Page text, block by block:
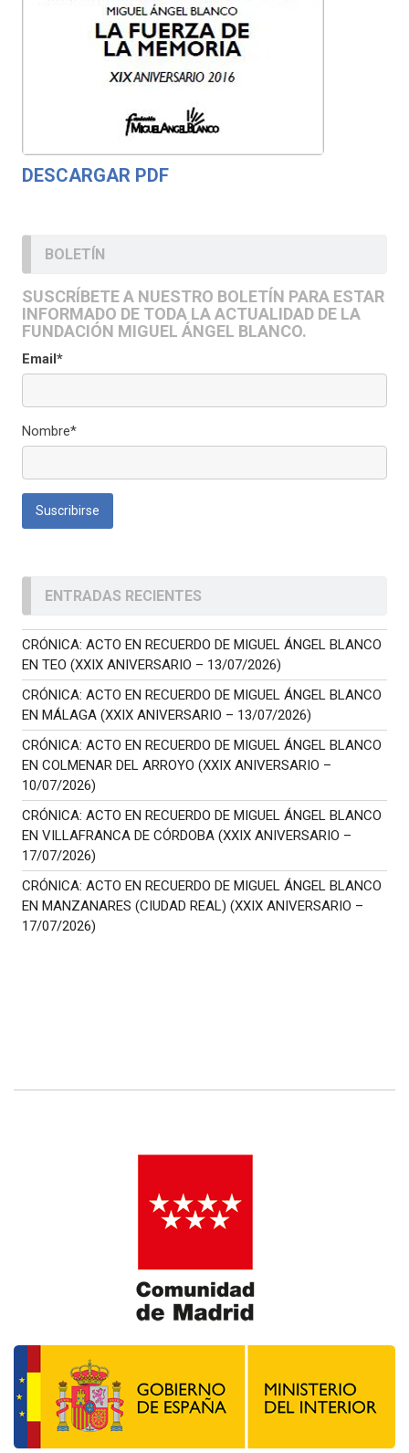
DESCARGAR PDF
BOLETÍN
SUSCRÍBETE A NUESTRO BOLETÍN PARA ESTAR
INFORMADO DE TODA LA ACTUALIDAD DE LA
FUNDACIÓN MIGUEL ÁNGEL BLANCO.
Email*
Nombre*
ENTRADAS RECIENTES
CRÓNICA: ACTO EN RECUERDO DE MIGUEL ÁNGEL BLANCO
EN TEO (XXIX ANIVERSARIO – 13/07/2026)
CRÓNICA: ACTO EN RECUERDO DE MIGUEL ÁNGEL BLANCO
EN MÁLAGA (XXIX ANIVERSARIO – 13/07/2026)
CRÓNICA: ACTO EN RECUERDO DE MIGUEL ÁNGEL BLANCO
EN COLMENAR DEL ARROYO (XXIX ANIVERSARIO –
10/07/2026)
CRÓNICA: ACTO EN RECUERDO DE MIGUEL ÁNGEL BLANCO
EN VILLAFRANCA DE CÓRDOBA (XXIX ANIVERSARIO –
17/07/2026)
CRÓNICA: ACTO EN RECUERDO DE MIGUEL ÁNGEL BLANCO
EN MANZANARES (CIUDAD REAL) (XXIX ANIVERSARIO –
17/07/2026)